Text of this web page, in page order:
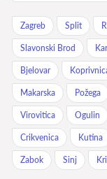
Zagreb Split
Slavonski Brod
Bjelovar
Makarska Požega
Virovitica Ogulin
Crikvenica Kutina
Zabok Sinj